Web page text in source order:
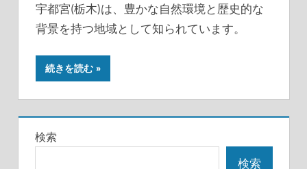
宇都宮(栃木)は、豊かな自然環境と歴史的な
背景を持つ地域として知られています。
続きを読む
検索
検索